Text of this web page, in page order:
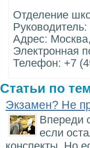
Отделение
Адрес:
Электронная
Телефон: +7
Статьи по
Экзамен? Не
Впереди
если